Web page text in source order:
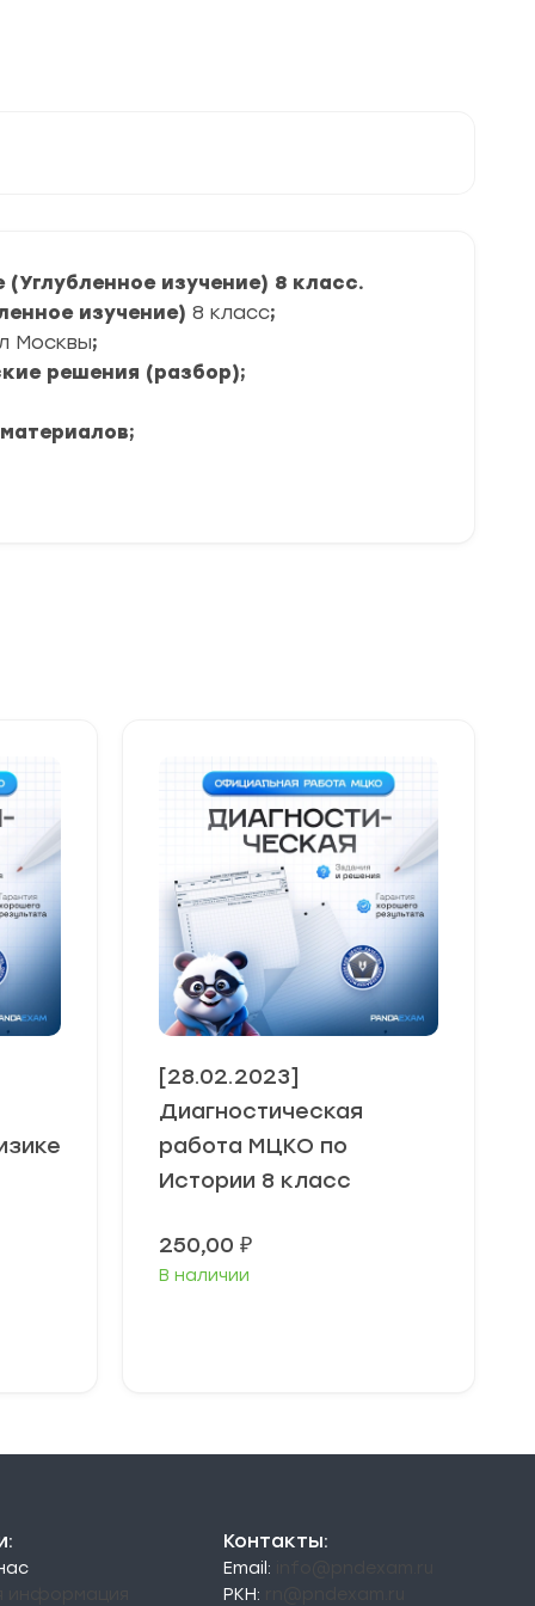
изучение) 8 класс.
изучение) 8 класс;
Москвы;
решения (разбор);
[28.02.2023]
Диагностическая
работа МЦКО по
Истории 8 класс
250,00 ₽
В наличии
Контакты:
Email:
РКН: